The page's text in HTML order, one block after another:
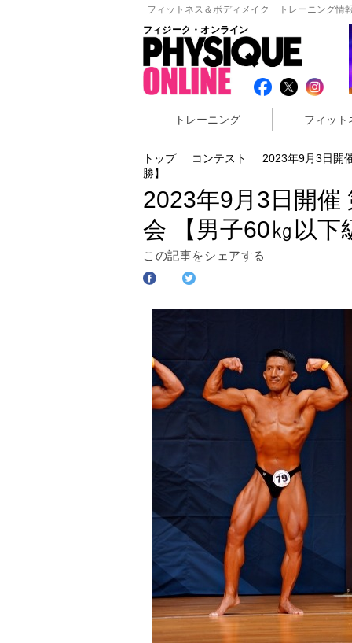
フィットネス＆ボディメイク トレーニング情
フィジーク・オンライン
トレーニング フィット
トップ コンテスト
2023年9月3日開
勝】
2023年9月3日開催
会 【男子60㎏以下
この記事をシェアする